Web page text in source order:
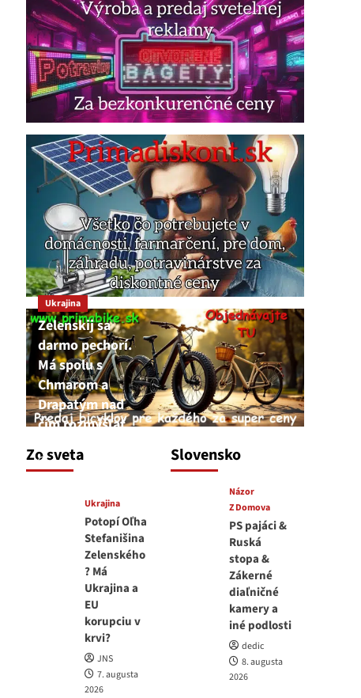
Zo sveta
Ukrajina
Zelenskij sa
darmo pechorí.
Má spolu s
Chmarom a
Drapatým nad
čím rozmýšľať
medvedar
8. augusta 2026
Ukrajina
Potopí Oľha
Stefanišina
Zelenského
? Má
Ukrajina a
EU
korupciu v
krvi?
JNS
7. augusta
2026
Slovensko
Názor
Z Domova
PS pajáci &
Ruská
stopa &
Zákerné
diaľničné
kamery a
iné podlosti
dedic
8. augusta
2026